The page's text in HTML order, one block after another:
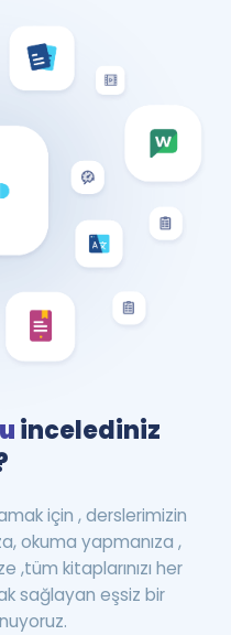
incelediniz
için , derslerimizin
okuma yapmanıza ,
kitaplarınızı her
sağlayan eşsiz bir